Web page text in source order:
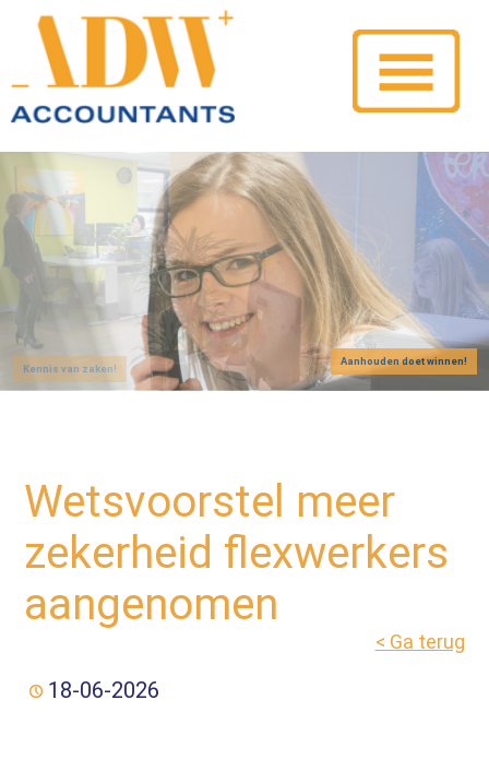
Aanhouden doet winnen!
Wetsvoorstel meer
zekerheid flexwerkers
aangenomen
< Ga terug
18-06-2026